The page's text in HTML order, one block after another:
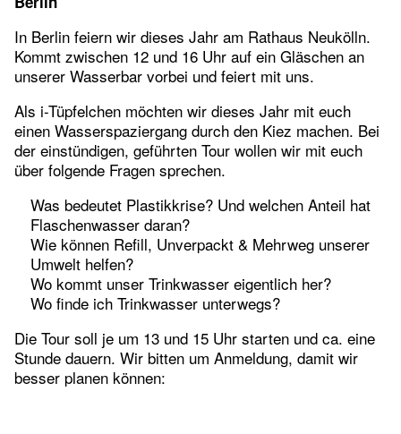
In Berlin feiern wir dieses Jahr am Rathaus Neukölln.
Kommt zwischen 12 und 16 Uhr auf ein Gläschen an
unserer Wasserbar vorbei und feiert mit uns.
Als i-Tüpfelchen möchten wir dieses Jahr mit euch
einen Wasserspaziergang durch den Kiez machen. Bei
der einstündigen, geführten Tour wollen wir mit euch
über folgende Fragen sprechen.
Was bedeutet Plastikkrise? Und welchen Anteil hat
Flaschenwasser daran?
Wie können Refill, Unverpackt & Mehrweg unserer
Umwelt helfen?
Wo kommt unser Trinkwasser eigentlich her?
Wo finde ich Trinkwasser unterwegs?
Die Tour soll je um 13 und 15 Uhr starten und ca. eine
Stunde dauern. Wir bitten um Anmeldung, damit wir
besser planen können: